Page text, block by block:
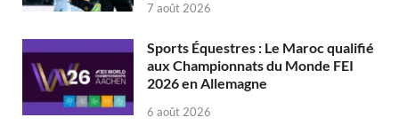
7 août 2026
Sports Équestres : Le Maroc qualifié
aux Championnats du Monde FEI
2026 en Allemagne
6 août 2026